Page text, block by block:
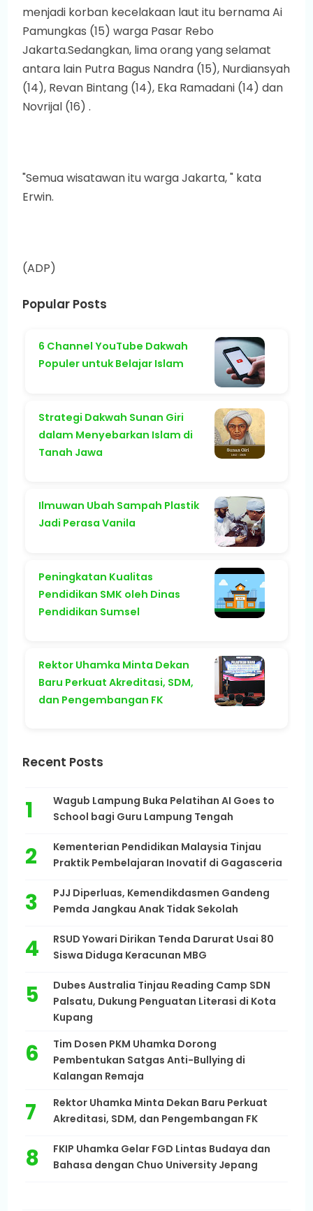
menjadi korban kecelakaan laut itu bernama Ai
Pamungkas (15) warga Pasar Rebo
Jakarta.Sedangkan, lima orang yang selamat
antara lain Putra Bagus Nandra (15), Nurdiansyah
(14), Revan Bintang (14), Eka Ramadani (14) dan
Novrijal (16) .
"Semua wisatawan itu warga Jakarta, " kata
Erwin.
(ADP)
Popular Posts
6 Channel YouTube Dakwah
Populer untuk Belajar Islam
Strategi Dakwah Sunan Giri
dalam Menyebarkan Islam di
Tanah Jawa
Ilmuwan Ubah Sampah Plastik
Jadi Perasa Vanila
Peningkatan Kualitas
Pendidikan SMK oleh Dinas
Pendidikan Sumsel
Rektor Uhamka Minta Dekan
Baru Perkuat Akreditasi, SDM,
dan Pengembangan FK
Recent Posts
Wagub Lampung Buka Pelatihan AI Goes to
School bagi Guru Lampung Tengah
Kementerian Pendidikan Malaysia Tinjau
Praktik Pembelajaran Inovatif di Gagasceria
PJJ Diperluas, Kemendikdasmen Gandeng
Pemda Jangkau Anak Tidak Sekolah
RSUD Yowari Dirikan Tenda Darurat Usai 80
Siswa Diduga Keracunan MBG
Dubes Australia Tinjau Reading Camp SDN
Palsatu, Dukung Penguatan Literasi di Kota
Kupang
Tim Dosen PKM Uhamka Dorong
Pembentukan Satgas Anti-Bullying di
Kalangan Remaja
Rektor Uhamka Minta Dekan Baru Perkuat
Akreditasi, SDM, dan Pengembangan FK
FKIP Uhamka Gelar FGD Lintas Budaya dan
Bahasa dengan Chuo University Jepang